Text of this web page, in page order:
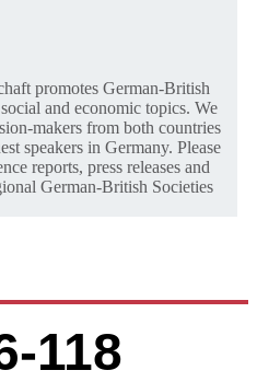
promotes German-British
and economic topics. We
makers from both countries
speakers in Germany. Please
reports, press releases and
German-British Societies
118